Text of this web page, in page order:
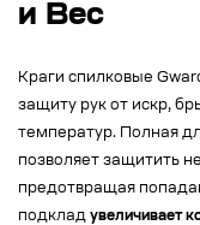
и Вес
Краги спилковые
защиту рук от искр,
температур. Полная
позволяет защитить
предотвращая
подклад увеличивает